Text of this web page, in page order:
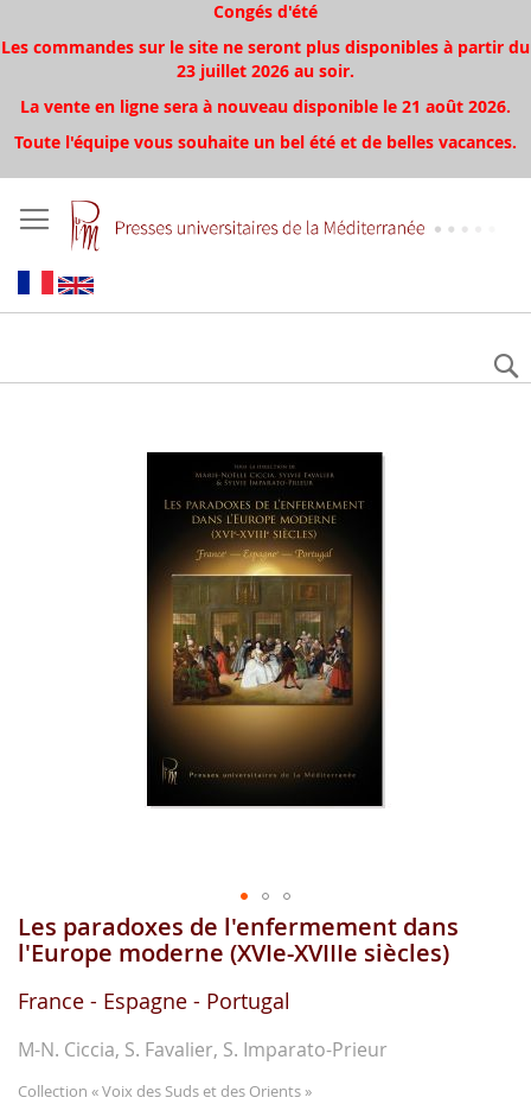
Congés d'été
Les commandes sur le site ne seront plus disponibles à partir du
23 juillet 2026 au soir.
La vente en ligne sera à nouveau disponible le 21 août 2026.
Toute l'équipe vous souhaite un bel été et de belles vacances.
Aller
au
de
gallerie
Les paradoxes de l'enfermement dans
l'Europe moderne (XVIe-XVIIIe siècles)
France - Espagne - Portugal
M-N. Ciccia, S. Favalier, S. Imparato-Prieur
Collection « Voix des Suds et des Orients »